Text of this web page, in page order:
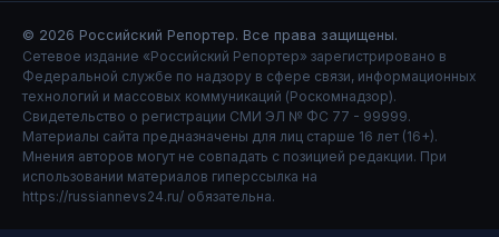
© 2026 Российский Репортер. Все права защищены.
Сетевое издание «Российский Репортер» зарегистрировано в
Федеральной службе по надзору в сфере связи, информационных
технологий и массовых коммуникаций (Роскомнадзор).
Свидетельство о регистрации СМИ ЭЛ № ФС 77 - 99999.
Материалы сайта предназначены для лиц старше 16 лет (16+).
Мнения авторов могут не совпадать с позицией редакции. При
использовании материалов гиперссылка на
https://russiannevs24.ru/ обязательна.